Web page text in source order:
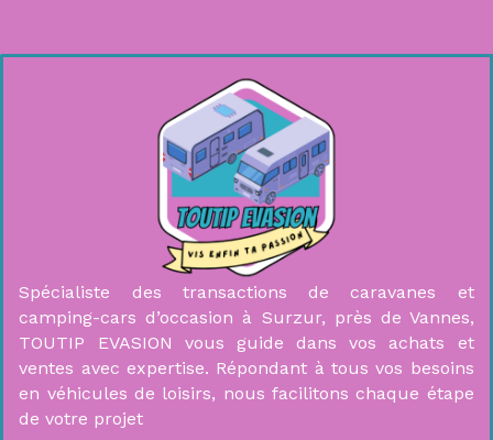
Spécialiste des transactions de caravanes et
camping-cars d’occasion à Surzur, près de Vannes,
TOUTIP EVASION vous guide dans vos achats et
ventes avec expertise. Répondant à tous vos besoins
en véhicules de loisirs, nous facilitons chaque étape
de votre projet